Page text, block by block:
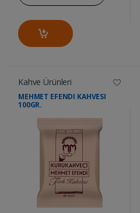
Kahve Ürünleri
MEHMET EFENDI KAHVESI
100GR.